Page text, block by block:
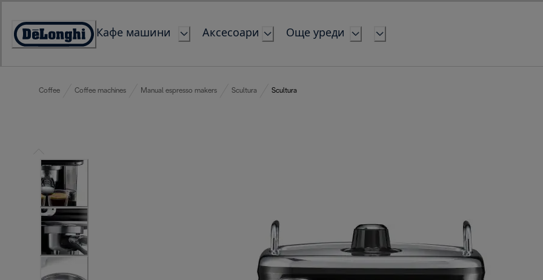
Content
Accessibility
Кафе машини Аксесоари Още уреди
Coffee Coffee machines Manual espresso makers Scultura Scultura